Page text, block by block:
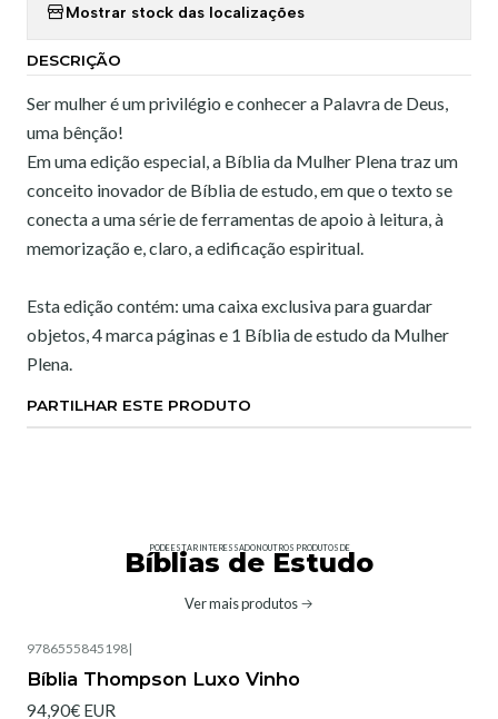
Mostrar stock das localizações
DESCRIÇÃO
Ser mulher é um privilégio e conhecer a Palavra de Deus,
uma bênção!
Em uma edição especial, a Bíblia da Mulher Plena traz um
conceito inovador de Bíblia de estudo, em que o texto se
conecta a uma série de ferramentas de apoio à leitura, à
memorização e, claro, a edificação espiritual.
Esta edição contém: uma caixa exclusiva para guardar
objetos, 4 marca páginas e 1 Bíblia de estudo da Mulher
Plena.
PARTILHAR ESTE PRODUTO
PODE ESTAR INTERESSADO NOUTROS PRODUTOS DE
Bíblias de Estudo
Ver mais produtos
9786555845198|
Bíblia Thompson Luxo Vinho
94,90€ EUR